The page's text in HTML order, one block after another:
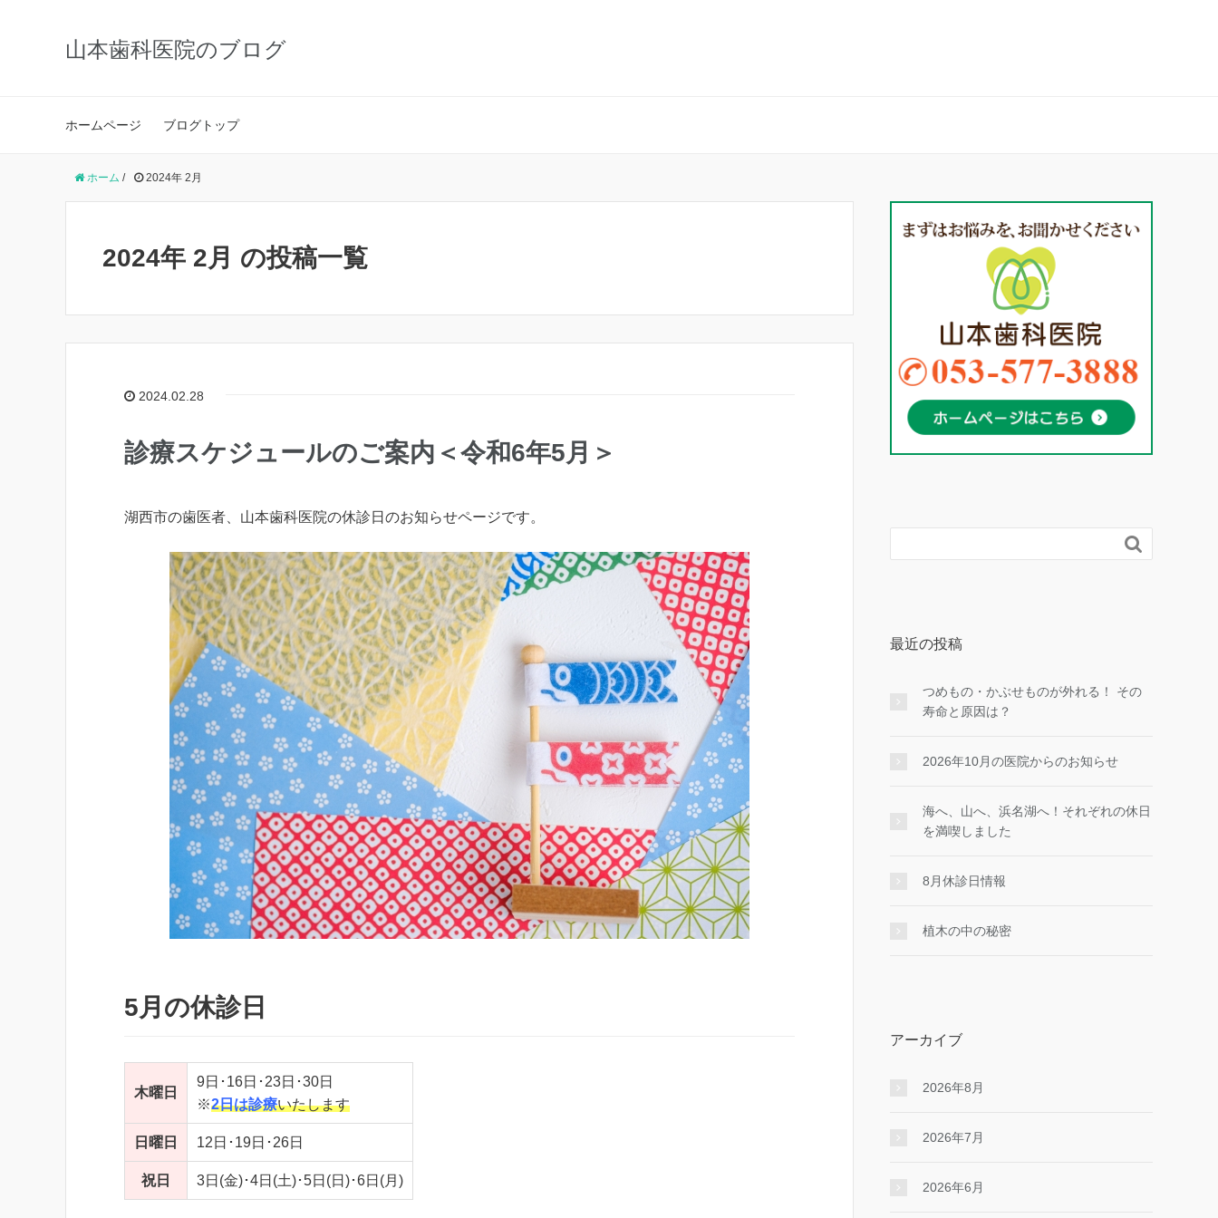
山本歯科医院のブログ
ホームページ ブログトップ
ホーム / 2024年 2月
2024年 2月 の投稿一覧
2024.02.28
診療スケジュールのご案内＜令和6年5月＞
湖西市の歯医者、山本歯科医院の休診日のお知らせページです。
5月の休診日
木曜日
9日･16日･23日･30日
※2日は診療いたします
日曜日 12日･19日･26日
祝日 3日(金)･4日(土)･5日(日)･6日(月)

最近の投稿
つめもの・かぶせものが外れる！ その
寿命と原因は？
2026年10月の医院からのお知らせ
海へ、山へ、浜名湖へ！それぞれの休日
を満喫しました
8月休診日情報
植木の中の秘密
アーカイブ
2026年8月
2026年7月
2026年6月